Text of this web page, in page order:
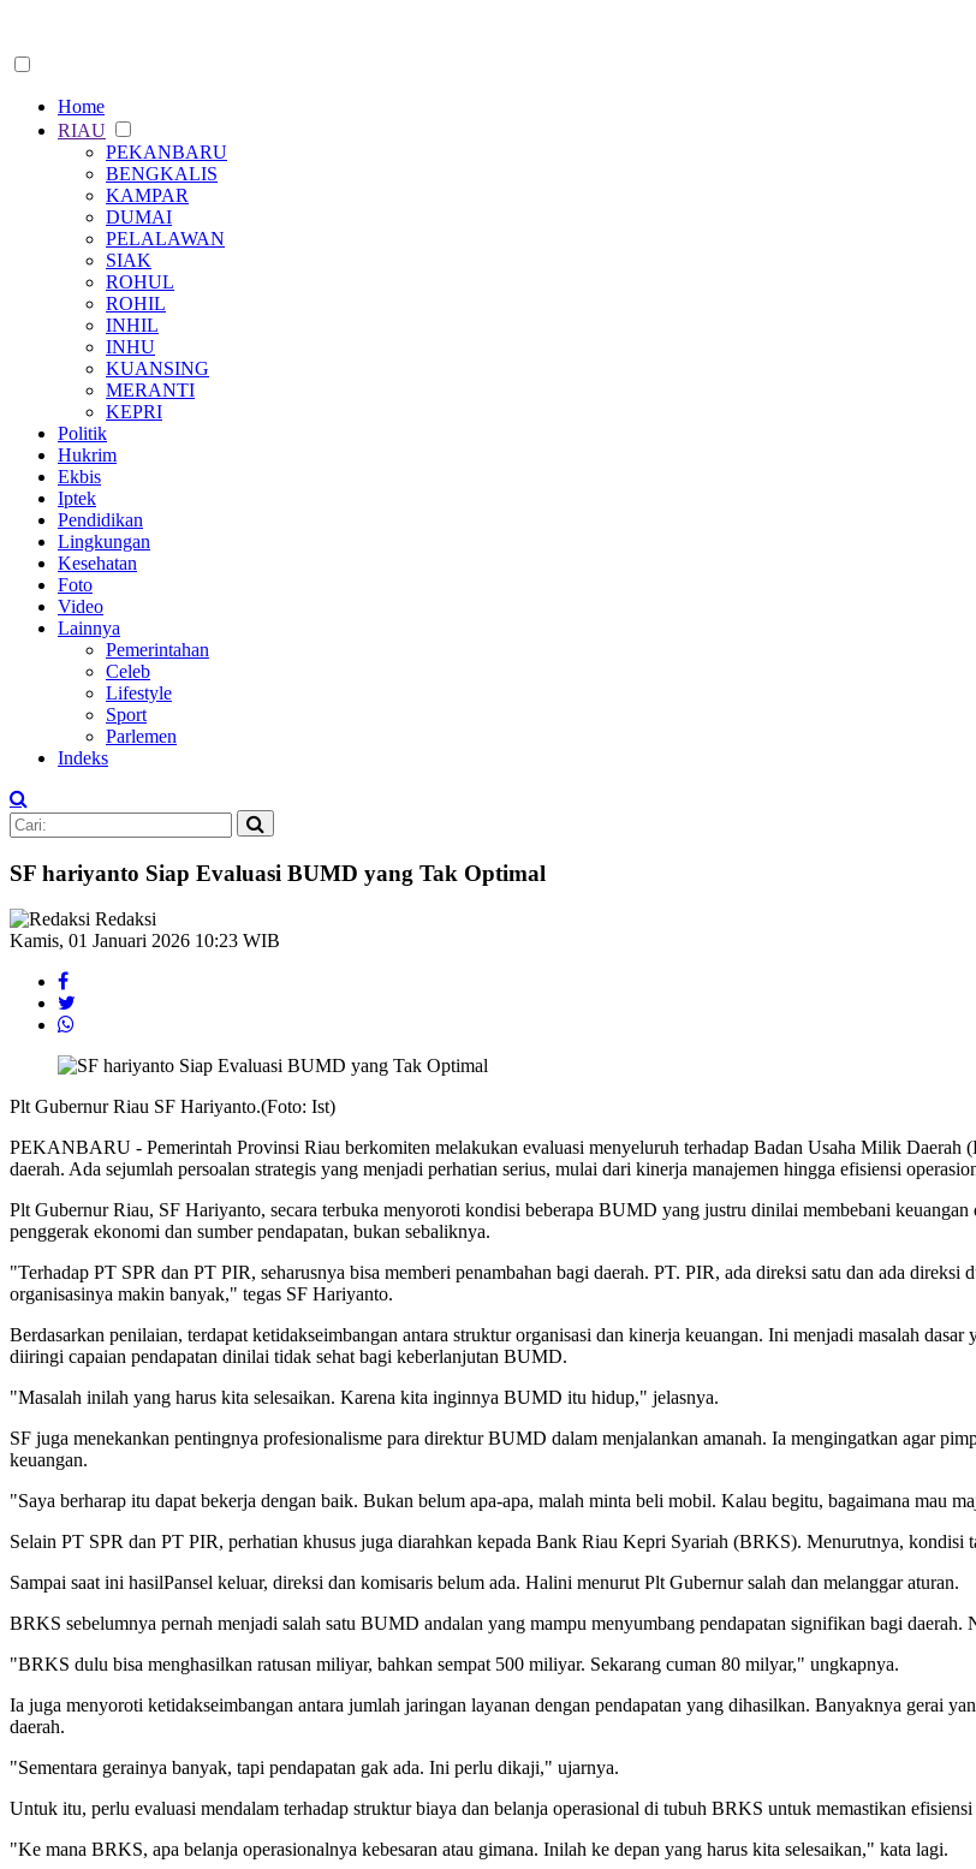
Home
RIAU
PEKANBARU
BENGKALIS
KAMPAR
DUMAI
PELALAWAN
SIAK
ROHUL
ROHIL
INHIL
INHU
KUANSING
MERANTI
KEPRI
Politik
Hukrim
Ekbis
Iptek
Pendidikan
Lingkungan
Kesehatan
Foto
Video
Lainnya
Pemerintahan
Celeb
Lifestyle
Sport
Parlemen
Indeks
SF hariyanto Siap Evaluasi BUMD yang Tak Optimal
Redaksi
Kamis, 01 Januari 2026 10:23 WIB
Plt Gubernur Riau SF Hariyanto.(Foto: Ist)
PEKANBARU - Pemerintah Provinsi Riau berkomiten melakukan evaluasi menyeluruh terhadap Badan Usaha Milik
daerah. Ada sejumlah persoalan strategis yang menjadi perhatian serius, mulai dari kinerja manajemen hingga efisiensi
Plt Gubernur Riau, SF Hariyanto, secara terbuka menyoroti kondisi beberapa BUMD yang justru dinilai membebani
penggerak ekonomi dan sumber pendapatan, bukan sebaliknya.
"Terhadap PT SPR dan PT PIR, seharusnya bisa memberi penambahan bagi daerah. PT. PIR, ada direksi satu dan ada
organisasinya makin banyak," tegas SF Hariyanto.
Berdasarkan penilaian, terdapat ketidakseimbangan antara struktur organisasi dan kinerja keuangan. Ini menjadi masalah
diiringi capaian pendapatan dinilai tidak sehat bagi keberlanjutan BUMD.
"Masalah inilah yang harus kita selesaikan. Karena kita inginnya BUMD itu hidup," jelasnya.
SF juga menekankan pentingnya profesionalisme para direktur BUMD dalam menjalankan amanah. Ia mengingatkan agar
keuangan.
"Saya berharap itu dapat bekerja dengan baik. Bukan belum apa-apa, malah minta beli mobil. Kalau begitu, bagaimana mau
Selain PT SPR dan PT PIR, perhatian khusus juga diarahkan kepada Bank Riau Kepri Syariah (BRKS). Menurutnya, kondisi
Sampai saat ini hasilPansel keluar, direksi dan komisaris belum ada. Halini menurut Plt Gubernur salah dan melanggar aturan.
BRKS sebelumnya pernah menjadi salah satu BUMD andalan yang mampu menyumbang pendapatan signifikan bagi
"BRKS dulu bisa menghasilkan ratusan miliyar, bahkan sempat 500 miliyar. Sekarang cuman 80 milyar," ungkapnya.
Ia juga menyoroti ketidakseimbangan antara jumlah jaringan layanan dengan pendapatan yang dihasilkan. Banyaknya gerai
daerah.
"Sementara gerainya banyak, tapi pendapatan gak ada. Ini perlu dikaji," ujarnya.
Untuk itu, perlu evaluasi mendalam terhadap struktur biaya dan belanja operasional di tubuh BRKS untuk memastikan
"Ke mana BRKS, apa belanja operasionalnya kebesaran atau gimana. Inilah ke depan yang harus kita selesaikan," kata lagi.